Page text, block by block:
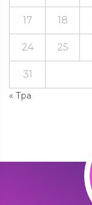
« Тра
17 18
24 25
31